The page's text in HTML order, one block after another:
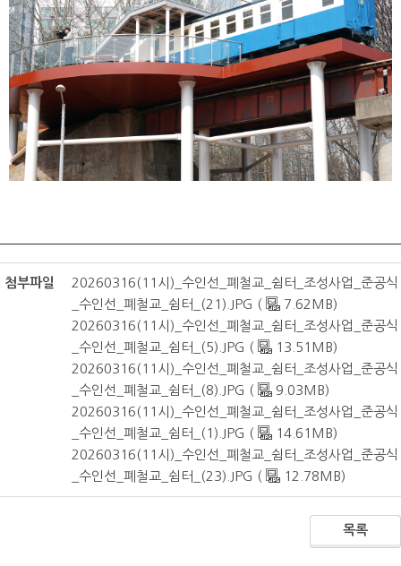
첨부파일
20260316(11시)_수인선_폐철교_쉼터_조성사업_준공식
_수인선_폐철교_쉼터_(21).JPG (
7.62MB)
20260316(11시)_수인선_폐철교_쉼터_조성사업_준공식
_수인선_폐철교_쉼터_(5).JPG (
13.51MB)
20260316(11시)_수인선_폐철교_쉼터_조성사업_준공식
_수인선_폐철교_쉼터_(8).JPG (
9.03MB)
20260316(11시)_수인선_폐철교_쉼터_조성사업_준공식
_수인선_폐철교_쉼터_(1).JPG (
14.61MB)
20260316(11시)_수인선_폐철교_쉼터_조성사업_준공식
_수인선_폐철교_쉼터_(23).JPG (
12.78MB)
목록